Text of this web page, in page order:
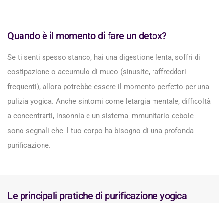
Quando è il momento di fare un detox?
Se ti senti spesso stanco, hai una digestione lenta, soffri di
costipazione o accumulo di muco (sinusite, raffreddori
frequenti), allora potrebbe essere il momento perfetto per una
pulizia yogica. Anche sintomi come letargia mentale, difficoltà
a concentrarti, insonnia e un sistema immunitario debole
sono segnali che il tuo corpo ha bisogno di una profonda
purificazione.
Le principali pratiche di purificazione yogica